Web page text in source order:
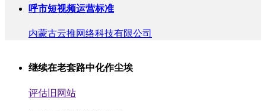
呼市短视频运营标准
内蒙古云推网络科技有限公司
继续在老套路中化作尘埃
评估旧网站